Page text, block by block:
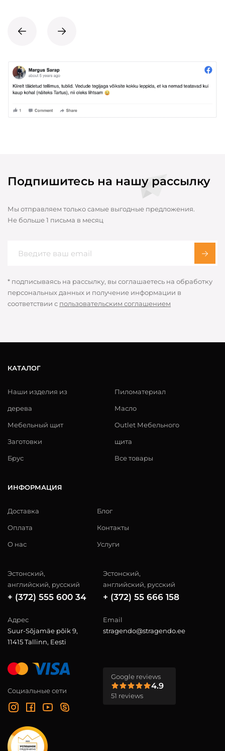
Подпишитесь на нашу рассылку
Мы отправляем только самые выгодные предложения.
Не больше 1 письма в месяц
* подписываясь на рассылку, вы соглашаетесь на обработку
персональных данных и получение информации в
соответствии с пользовательским соглашением
КАТАЛОГ
Наши изделия из
дерева
Мебельный щит
Заготовки
Брус
Пиломатериал
Масло
Outlet Мебельного
щита
Все товары
ИНФОРМАЦИЯ
Доставка
Оплата
О нас
Блог
Контакты
Услуги
Эстонский,
английский, русский
+ (372) 555 600 34
Эстонский,
английский, русский
+ (372) 55 666 158
Адрес
Suur-Sõjamäe põik 9,
11415 Tallinn, Eesti
Email
stragendo@stragendo.ee
Социальные сети
Google reviews
4.9
51 reviews